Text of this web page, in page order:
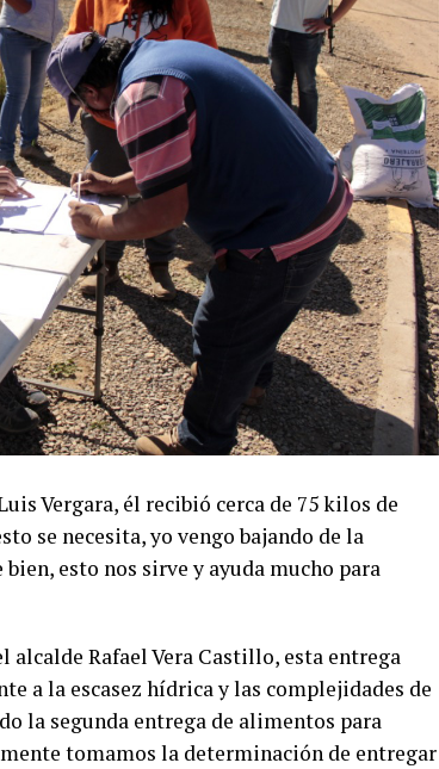
Vergara, él recibió cerca de 75 kilos de
se necesita, yo vengo bajando de la
esto nos sirve y ayuda mucho para
Rafael Vera Castillo, esta entrega
a la escasez hídrica y las complejidades de
la segunda entrega de alimentos para
tomamos la determinación de entregar